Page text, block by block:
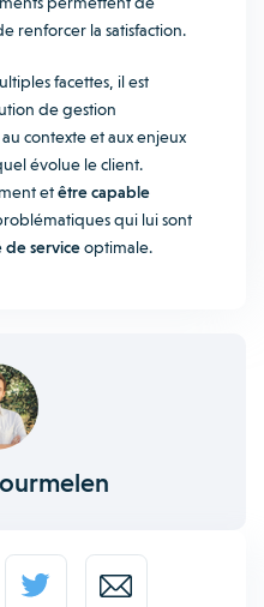
renforcer la satisfaction.
facettes, il est
de gestion
contexte et aux enjeux
évolue le client.
etêtre capable
qui lui sont
de serviceoptimale.